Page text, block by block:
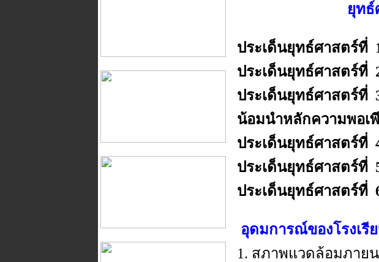
ยุทธ์
ประเด็นยุทธ์ศาสตร์ที่
ประเด็นยุทธ์ศาสตร์ที่
ประเด็นยุทธ์ศาสตร์ที่
น้อมนำหลักความพอเ
ประเด็นยุทธ์ศาสตร์ที่
ประเด็นยุทธ์ศาสตร์ที่
ประเด็นยุทธ์ศาสตร์ที่
อุดมการณ์ของโรงเรี
1. สภาพแวดล้อมภาย